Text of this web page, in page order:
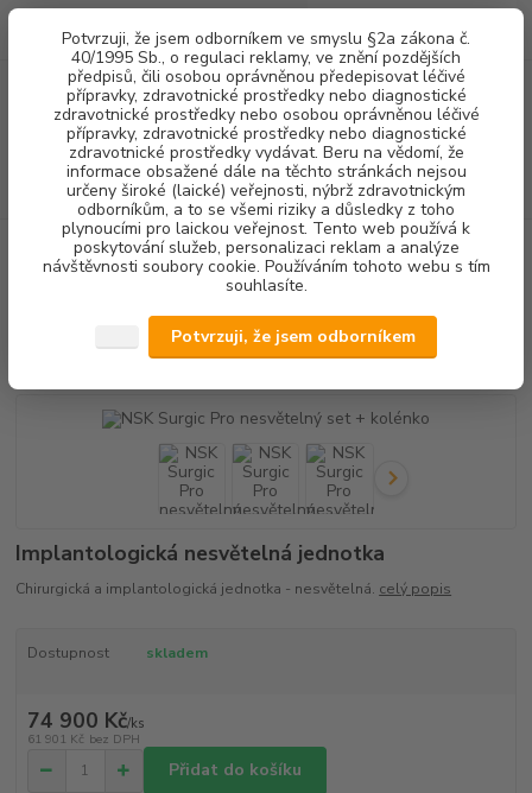
Potvrzuji, že jsem odborníkem ve smyslu §2a zákona č.
40/1995 Sb., o regulaci reklamy, ve znění pozdějších
předpisů, čili osobou oprávněnou předepisovat léčivé
přípravky, zdravotnické prostředky nebo diagnostické
zdravotnické prostředky nebo osobou oprávněnou léčivé
přípravky, zdravotnické prostředky nebo diagnostické
zdravotnické prostředky vydávat. Beru na vědomí, že
informace obsažené dále na těchto stránkách nejsou
určeny široké (laické) veřejnosti, nýbrž zdravotnickým
odborníkům, a to se všemi riziky a důsledky z toho
plynoucími pro laickou veřejnost. Tento web používá k
poskytování služeb, personalizaci reklam a analýze
návštěvnosti soubory cookie. Používáním tohoto webu s tím
souhlasíte.
Potvrzuji, že jsem odborníkem
Menu
CZK
Hledat
(Po-Pá, 8-16 hod.)
za0,00 Kč
CHIRURGIE IMPLANTOLOGIE
NSK Surgic Pro nesvětelný set +
kolénko
NSK Surgic Pro nesvětelný set +
kolénko
Implantologická nesvětelná jednotka
Chirurgická a implantologická jednotka - nesvětelná. celý popis
Dostupnost skladem
74 900 Kč/ks
61 901 Kč bez DPH
Přidat do košíku